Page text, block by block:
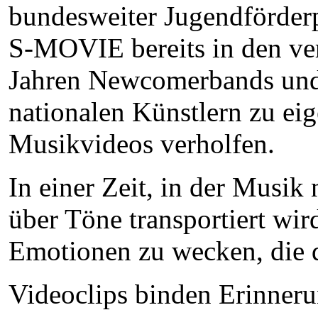
bundesweiter
S-MOVIE bereits in den
Jahren Newcomerbands
nationalen Künstlern zu
Musikvideos verholfen.
In einer Zeit, in der Musik
über Töne transportiert
Emotionen zu wecken,
Videoclips binden